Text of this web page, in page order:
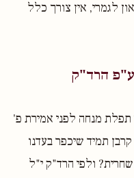
לגמרי, אין צורך כלל
ע"פ הרד"ק
תפלת מנחה לפני אמירת פ'
תמיד שיכפר בעדנו
ולפי הרד"ק י"ל